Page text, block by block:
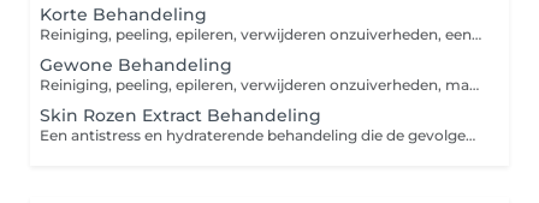
Korte Behandeling
Reiniging, peeling, epileren, verwijderen onzuiverheden, een crème masker en een dagcrème. Je kunt kiezen uit hydraterend, anti-aging of zuiverend.
Gewone Behandeling
Reiniging, peeling, epileren, verwijderen onzuiverheden, massage, een crème masker en een dagcrème. Je kunt kiezen uit hydraterend, anti-aging of zuiverend.
Skin Rozen Extract Behandeling
Een antistress en hydraterende behandeling die de gevolgen van emotionele stress neutraliseert, de huid hydrateert, verzacht en brengt comfort aan de gestresseerde huid.